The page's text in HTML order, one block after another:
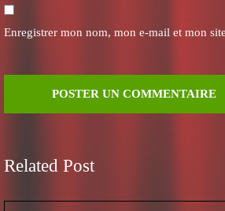
Enregistrer mon nom, mon e-mail et mon
Related Post